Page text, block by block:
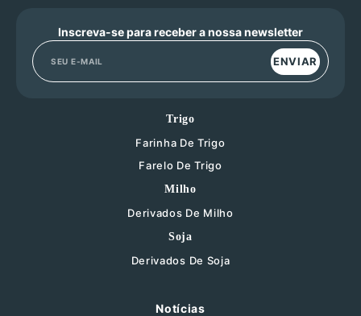
Inscreva-se para receber a nossa newsletter
ENVIAR
Trigo
Farinha De Trigo
Farelo De Trigo
Milho
Derivados De Milho
Soja
Derivados De Soja
Notícias